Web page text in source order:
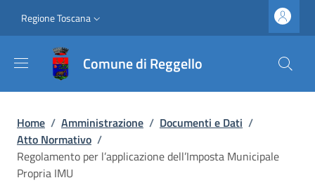
Slim top
Regione Toscana
Comune di Reggello
Briciole di pane
Home / Amministrazione / Documenti e Dati /
Atto Normativo /
Regolamento per l’applicazione dell’Imposta Municipale
Propria IMU